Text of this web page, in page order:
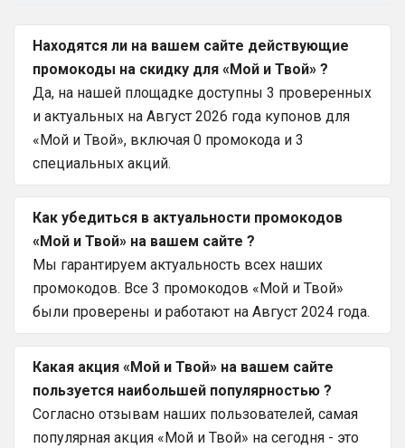
Находятся ли на вашем сайте действующие
промокоды на скидку для «Мой и Твой» ?
Да, на нашей площадке доступны 3 проверенных
и актуальных на Август 2026 года купонов для
«Мой и Твой», включая 0 промокода и 3
специальных акций.
Как убедиться в актуальности промокодов
«Мой и Твой» на вашем сайте ?
Мы гарантируем актуальность всех наших
промокодов. Все 3 промокодов «Мой и Твой»
были проверены и работают на Август 2024 года.
Какая акция «Мой и Твой» на вашем сайте
пользуется наибольшей популярностью ?
Согласно отзывам наших пользователей, самая
популярная акция «Мой и Твой» на сегодня - это